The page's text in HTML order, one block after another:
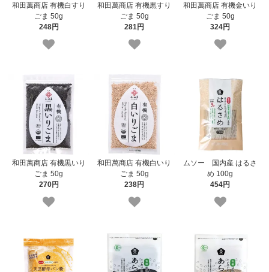
和田萬商店 有機白すり
ごま 50g
248円
和田萬商店 有機黒すり
ごま 50g
281円
和田萬商店 有機金いり
ごま 50g
324円
和田萬商店 有機黒いり
ごま 50g
270円
和田萬商店 有機白いり
ごま 50g
238円
ムソー 国内産 はるさ
め 100g
454円